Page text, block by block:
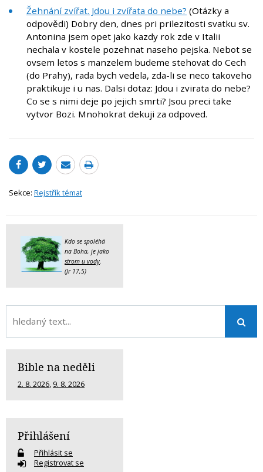
Žehnání zvířat. Jdou i zvířata do nebe? (Otázky a
odpovědi) Dobry den, dnes pri prilezitosti svatku sv.
Antonina jsem opet jako kazdy rok zde v Italii
nechala v kostele pozehnat naseho pejska. Nebot se
ovsem letos s manzelem budeme stehovat do Cech
(do Prahy), rada bych vedela, zda-li se neco takoveho
praktikuje i u nas. Dalsi dotaz: Jdou i zvirata do nebe?
Co se s nimi deje po jejich smrti? Jsou preci take
vytvor Bozi. Mnohokrat dekuji za odpoved.
Sekce: Rejstřík témat
Kdo se spoléhá
na Boha, je jako
strom u vody.
(Jr 17,5)
Bible na neděli
2. 8. 2026, 9. 8. 2026
Přihlášení
Přihlásit se
Registrovat se